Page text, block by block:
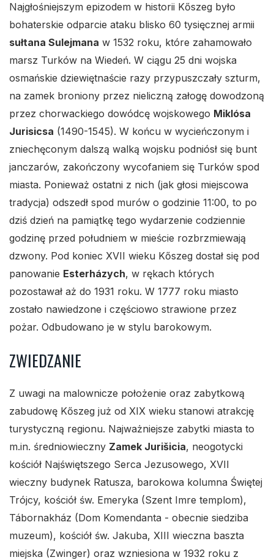
Najgłośniejszym epizodem w historii Kőszeg było
bohaterskie odparcie ataku blisko 60 tysięcznej armii
sułtana Sulejmana w 1532 roku, które zahamowało
marsz Turków na Wiedeń. W ciągu 25 dni wojska
osmańskie dziewiętnaście razy przypuszczały szturm,
na zamek broniony przez nieliczną załogę dowodzoną
przez chorwackiego dowódcę wojskowego Miklósa
Jurisicsa (1490-1545). W końcu w wycieńczonym i
zniechęconym dalszą walką wojsku podniósł się bunt
janczarów, zakończony wycofaniem się Turków spod
miasta. Ponieważ ostatni z nich (jak głosi miejscowa
tradycja) odszedł spod murów o godzinie 11:00, to po
dziś dzień na pamiątkę tego wydarzenie codziennie
godzinę przed południem w mieście rozbrzmiewają
dzwony. Pod koniec XVII wieku Kőszeg dostał się pod
panowanie Esterházych, w rękach których
pozostawał aż do 1931 roku. W 1777 roku miasto
zostało nawiedzone i częściowo strawione przez
pożar. Odbudowano je w stylu barokowym.
ZWIEDZANIE
Z uwagi na malownicze położenie oraz zabytkową
zabudowę Kőszeg już od XIX wieku stanowi atrakcję
turystyczną regionu. Najważniejsze zabytki miasta to
m.in. średniowieczny Zamek Jurišicia, neogotycki
kościół Najświętszego Serca Jezusowego, XVII
wieczny budynek Ratusza, barokowa kolumna Świętej
Trójcy, kościół św. Emeryka (Szent Imre templom),
Tábornakház (Dom Komendanta - obecnie siedziba
muzeum), kościół św. Jakuba, XIII wieczna baszta
miejska (Zwinger) oraz wzniesiona w 1932 roku z